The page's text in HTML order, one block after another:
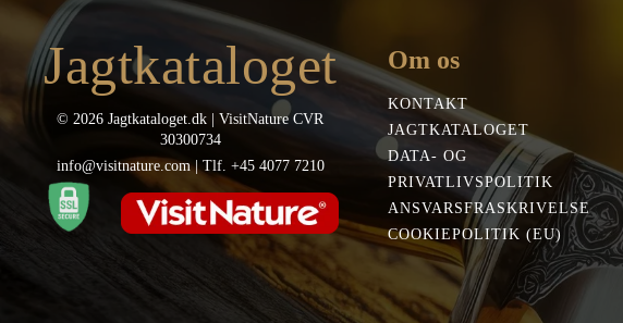
Jagtkataloget
© 2026 Jagtkataloget.dk | VisitNature CVR
30300734
info@visitnature.com | Tlf. +45 4077 7210
Om os
KONTAKT
JAGTKATALOGET
DATA- OG
PRIVATLIVSPOLITIK
ANSVARSFRASKRIVELSE
COOKIEPOLITIK (EU)